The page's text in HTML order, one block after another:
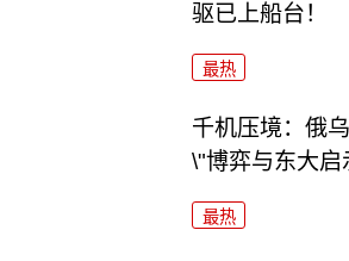
驱已上船台！
最热
千机压境：俄
\"博弈与东大启
最热